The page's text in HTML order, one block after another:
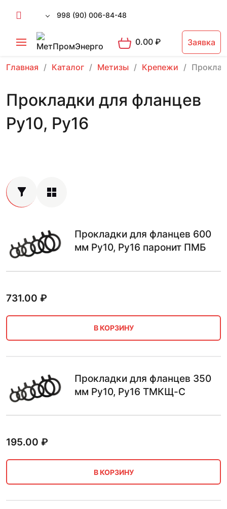
998 (90) 006-84-48
0.00₽ Заявка
Главная Каталог Метизы Крепежи
Прокладки для фланцев
Ру10, Ру16
Прокладки для фланцев 600
мм Ру10, Ру16 паронит ПМБ
731.00 ₽
В КОРЗИНУ
Прокладки для фланцев 350
мм Ру10, Ру16 ТМКЩ-С
195.00 ₽
В КОРЗИНУ